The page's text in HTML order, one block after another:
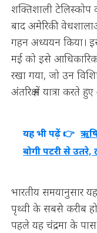
शक्तिशाली टेलिस्कोप
बाद अमेरिकी
गहन अध्ययन किया।
मई को इसे
रखा गया, जो उन
अंतरिक्ष में यात्रा करते
यह भी पढ़ें 👉
बोगी पटरी से उतरे,
भारतीय समयानुसार
पृथ्वी के सबसे करीब
पहले यह चंद्रमा के